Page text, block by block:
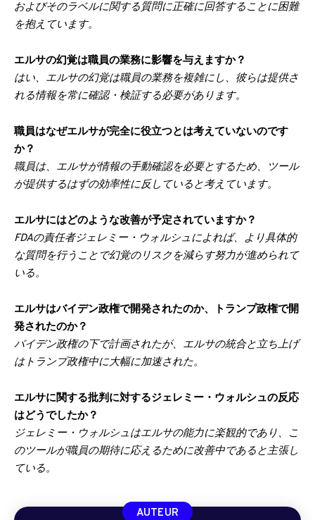
およびそのラベルに関する質問に正確に回答することに困難
を抱えています。
エルサの幻覚は職員の業務に影響を与えますか？
はい、エルサの幻覚は職員の業務を複雑にし、彼らは提供さ
れる情報を常に確認・検証する必要があります。
職員はなぜエルサが完全に役立つとは考えていないのです
か？
職員は、エルサが情報の手動確認を必要とするため、ツール
が提供するはずの効率性に反していると考えています。
エルサにはどのような改善が予定されていますか？
FDAの責任者ジェレミー・ウォルシュによれば、より具体的
な質問を行うことで幻覚のリスクを減らす努力が進められて
いる。
エルサはバイデン政権で開発されたのか、トランプ政権で開
発されたのか？
バイデン政権の下で計画されたが、エルサの統合と立ち上げ
はトランプ政権中に大幅に加速された。
エルサに関する批判に対するジェレミー・ウォルシュの反応
はどうでしたか？
ジェレミー・ウォルシュはエルサの能力に楽観的であり、こ
のツールが職員の期待に応えるために改善中であると主張し
ている。
AUTEUR